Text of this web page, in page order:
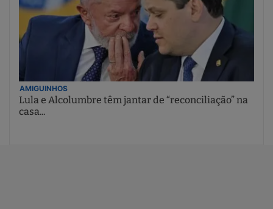
AMIGUINHOS
Lula e Alcolumbre têm jantar de “reconciliação” na
casa...